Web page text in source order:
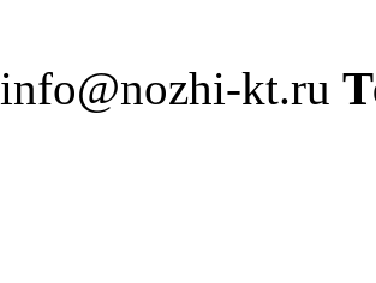
info@nozhi-kt.ru